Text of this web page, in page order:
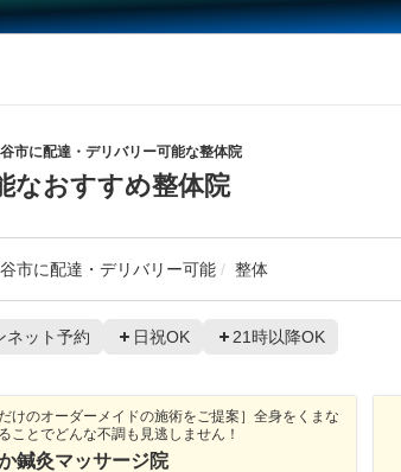
市に配達・デリバリー可能な整体院
なおすすめ整体院
市に配達・デリバリー可能 整体
ネット予約 日祝OK 21時以降OK
だけのオーダーメイドの施術をご提案］全身をくまな
ことでどんな不調も見逃しません！
鍼灸マッサージ院